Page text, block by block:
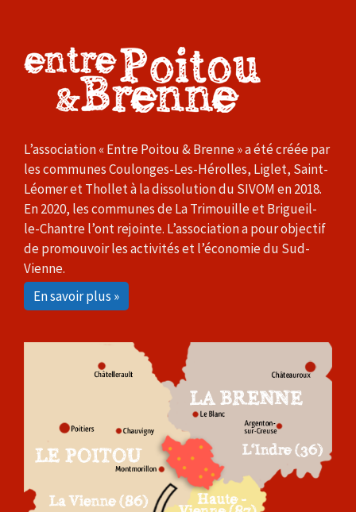
L’association « Entre Poitou & Brenne » a été créée par
les communes Coulonges-Les-Hérolles, Liglet, Saint-
Léomer et Thollet à la dissolution du SIVOM en 2018.
En 2020, les communes de La Trimouille et Brigueil-
le-Chantre l’ont rejointe. L’association a pour objectif
de promouvoir les activités et l’économie du Sud-
Vienne.
En savoir plus »